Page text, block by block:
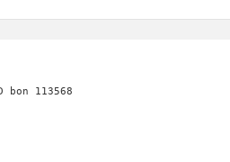
bon 113568